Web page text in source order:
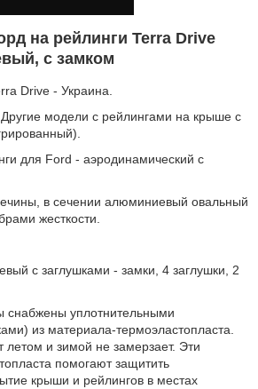
на рейлинги Terra Drive
с замком
Drive - Украина.
модели с рейлингами на крыше с
для Ford - аэродинамический с
в сечении алюминиевый овальный
жесткости.
с заглушками - замки, 4 заглушки, 2
уплотнительными
из материала-термоэластопласта.
и зимой не замерзает. Эти
помогают защитить
крыши и рейлингов в местах